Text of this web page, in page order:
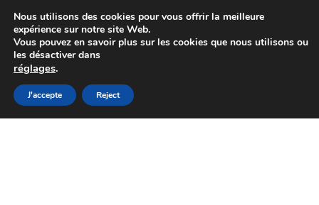
Colissimo livraison à partir de 7 EUR
Du lundi au vendredi de 9 h à 16 h
Aller
à
Aller
au
Nous utilisons des cookies pour vous offrir la meilleure
expérience sur notre site Web.
Vous pouvez en savoir plus sur les cookies que nous utilisons ou
les désactiver dans
réglages.
J'accepte Reject